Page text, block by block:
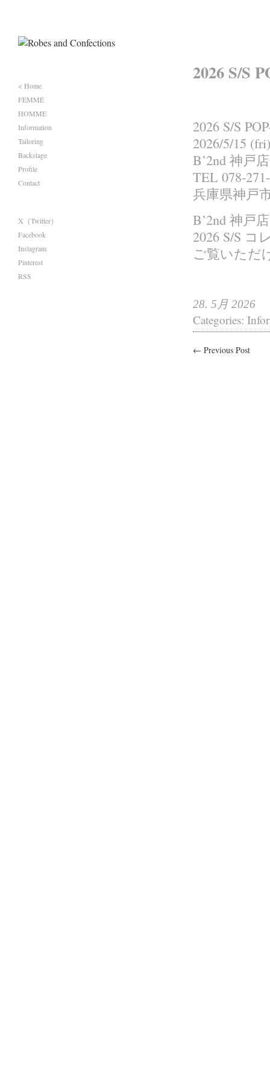
< Home
FEMME
HOMME
Information
Tailoring
Backstage
Profile
Contact
X（Twitter）
Facebook
Instagram
Pinterest
RSS
2026 S/S
2026 S/S
2026/5/15
B’2nd 神戸店
TEL 078-
兵庫県神戸
B’2nd 神戸
2026 S/S
ご覧いただ
28. 5月 2026
Categories:
← Previous Post